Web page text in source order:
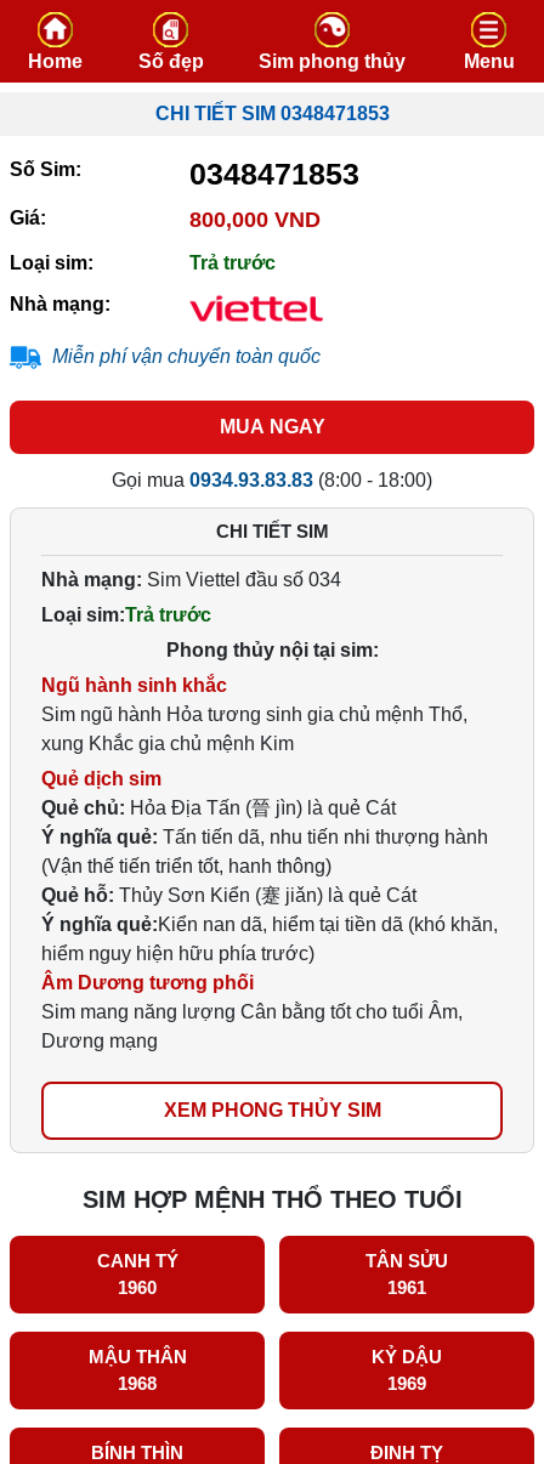
Skip to content
Home Số đẹp Sim phong thủy Menu
CHI TIẾT SIM 0348471853
Số Sim: 0348471853
Giá: 800,000 VND
Loại sim:
Trả trước
Nhà mạng:
Miễn phí vận chuyển toàn quốc
MUA NGAY
Gọi mua 0934.93.83.83 (8:00 - 18:00)
CHI TIẾT SIM
Nhà mạng: Sim Viettel đầu số 034
Loại sim:Trả trước
Phong thủy nội tại sim:
Ngũ hành sinh khắc
Sim ngũ hành Hỏa tương sinh gia chủ mệnh Thổ,
xung Khắc gia chủ mệnh Kim
Quẻ dịch sim
Quẻ chủ: Hỏa Địa Tấn (晉 jìn) là quẻ Cát
Ý nghĩa quẻ: Tấn tiến dã, nhu tiến nhi thượng hành
(Vận thế tiến triển tốt, hanh thông)
Quẻ hỗ: Thủy Sơn Kiển (蹇 jiǎn) là quẻ Cát
Ý nghĩa quẻ:Kiển nan dã, hiểm tại tiền dã (khó khăn,
hiểm nguy hiện hữu phía trước)
Âm Dương tương phối
Sim mang năng lượng Cân bằng tốt cho tuổi Âm,
Dương mạng
XEM PHONG THỦY SIM
SIM HỢP MỆNH THỔ THEO TUỔI
CANH TÝ
1960
TÂN SỬU
1961
MẬU THÂN
1968
KỶ DẬU
1969
BÍNH THÌN
ĐINH TỴ